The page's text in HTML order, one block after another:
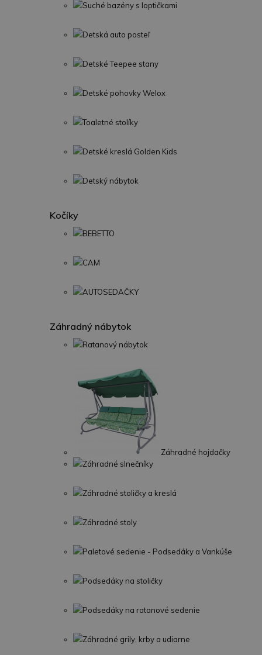
Suché bazény s loptičkami
Detská auto posteľ
Detské Teepee stany
Detské pohovky Welox
Toaletné stolíky
Detské kreslá Golden Kids
Detský nábytok
Kočíky
BEBETTO
CAM
AUTOSEDAČKY
Záhradný nábytok
Ratanový nábytok
Záhradné hojdačky
Záhradné slnečníky
Záhradné stoličky a kreslá
Záhradné stoly
Paletové sedenie - Podsedáky a Vankúše
Podsedáky na stoličky
Podsedáky na ratanové sedenie
Záhradné grily, krby a udiarne